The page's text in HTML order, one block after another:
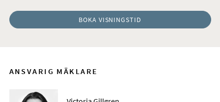
BOKA VISNINGSTID
ANSVARIG MÄKLARE